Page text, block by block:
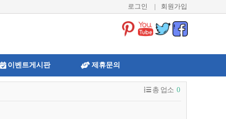
로그인 | 회원가입
이벤트게시판 제휴문의
총 업소 0